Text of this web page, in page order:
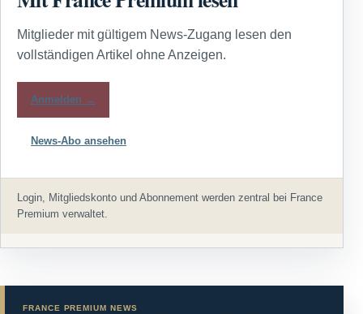
Mitglieder mit gültigem News-Zugang lesen den
vollständigen Artikel ohne Anzeigen.
Anmelden →
News-Abo ansehen
Login, Mitgliedskonto und Abonnement werden zentral bei France
Premium verwaltet.
FRANCE PREMIUM NEWS